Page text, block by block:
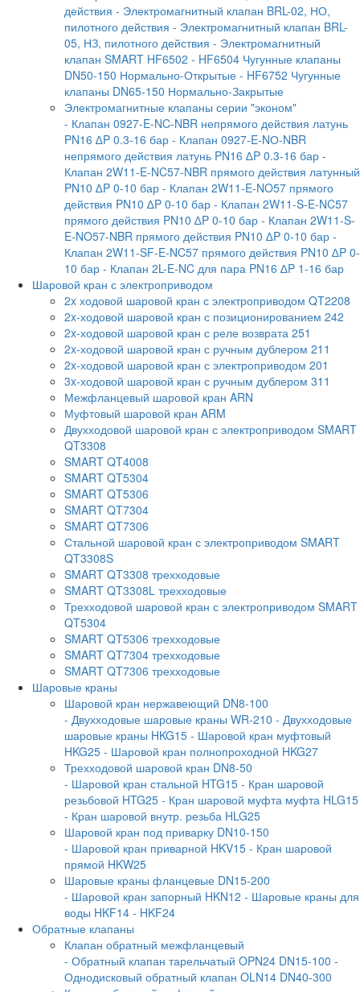
действия - Электромагнитный клапан BRL-02, НО,
пилотного действия - Электромагнитный клапан BRL-
05, НЗ, пилотного действия - Электромагнитный
клапан SMART HF6502 - HF6504 Чугунные клапаны
DN50-150 Нормально-Открытые - HF6752 Чугунные
клапаны DN65-150 Нормально-Закрытые
Электромагнитные клапаны серии "эконом"
- Клапан 0927-E-NC-NBR непрямого действия латунь
PN16 ∆P 0.3-16 бар - Клапан 0927-E-NО-NBR
непрямого действия латунь PN16 ∆P 0.3-16 бар -
Клапан 2W11-E-NC57-NBR прямого действия латунный
PN10 ∆P 0-10 бар - Клапан 2W11-E-NO57 прямого
действия PN10 ∆P 0-10 бар - Клапан 2W11-S-E-NC57
прямого действия PN10 ∆P 0-10 бар - Клапан 2W11-S-
E-NO57-NBR прямого действия PN10 ∆P 0-10 бар -
Клапан 2W11-SF-E-NC57 прямого действия PN10 ∆P 0-
10 бар - Клапан 2L-E-NC для пара PN16 ∆P 1-16 бар
Шаровой кран с электроприводом
2x ходовой шаровой кран с электроприводом QT2208
2x-ходовой шаровой кран с позиционированием 242
2x-ходовой шаровой кран с реле возврата 251
2x-ходовой шаровой кран с ручным дублером 211
2x-ходовой шаровой кран с электроприводом 201
3x-ходовой шаровой кран с ручным дублером 311
Межфланцевый шаровой кран ARN
Муфтовый шаровой кран ARM
Двухходовой шаровой кран с электроприводом SMART
QT3308
SMART QT4008
SMART QT5304
SMART QT5306
SMART QT7304
SMART QT7306
Стальной шаровой кран с электроприводом SMART
QT3308S
SMART QT3308 трехходовые
SMART QT3308L трехходовые
Трехходовой шаровой кран с электроприводом SMART
QT5304
SMART QT5306 трехходовые
SMART QT7304 трехходовые
SMART QT7306 трехходовые
Шаровые краны
Шаровой кран нержавеющий DN8-100
- Двухходовые шаровые краны WR-210 - Двухходовые
шаровые краны HKG15 - Шаровой кран муфтовый
HKG25 - Шаровой кран полнопроходной HKG27
Трехходовой шаровой кран DN8-50
- Шаровой кран стальной HTG15 - Кран шаровой
резьбовой HTG25 - Кран шаровой муфта муфта HLG15
- Кран шаровой внутр. резьба HLG25
Шаровой кран под приварку DN10-150
- Шаровой кран приварной HKV15 - Кран шаровой
прямой HKW25
Шаровые краны фланцевые DN15-200
- Шаровой кран запорный HKN12 - Шаровые краны для
воды HKF14 - HKF24
Обратные клапаны
Клапан обратный межфланцевый
- Обратный клапан тарельчатый OPN24 DN15-100 -
Однодисковый обратный клапан OLN14 DN40-300